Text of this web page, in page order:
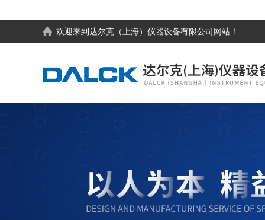
欢迎来到达尔克（上海）仪器设备有限公司 网站！